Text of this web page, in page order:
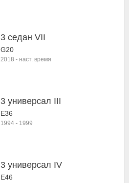
3 седан VII
G20
2018 - наст. время
3 универсал III
E36
1994 - 1999
3 универсал IV
E46